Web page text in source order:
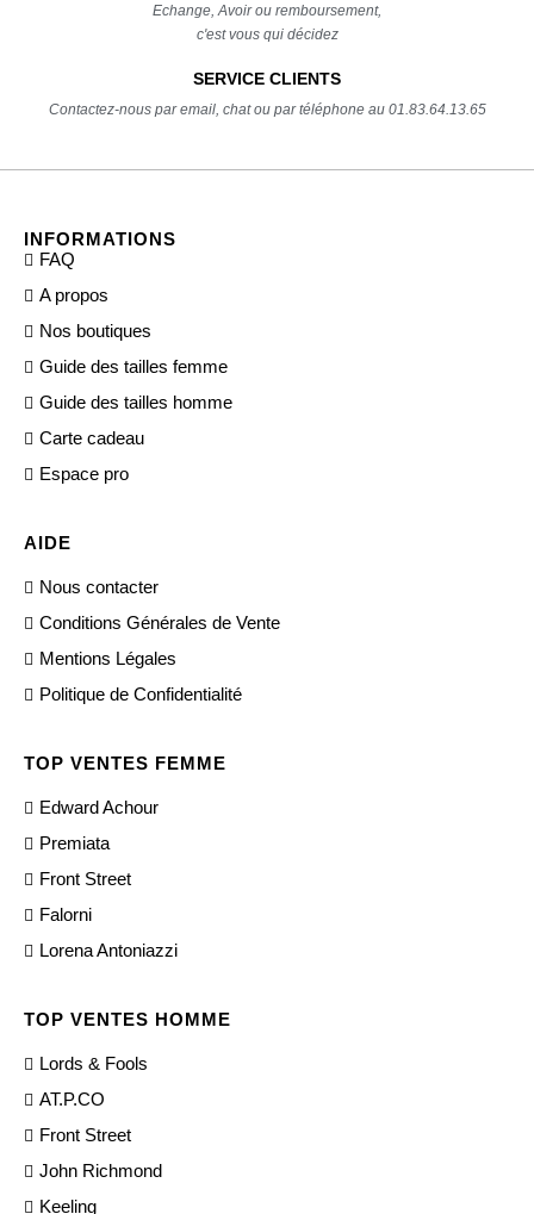
Echange, Avoir ou remboursement,
c'est vous qui décidez
SERVICE CLIENTS
Contactez-nous par email, chat ou par téléphone au 01.83.64.13.65
INFORMATIONS
FAQ
A propos
Nos boutiques
Guide des tailles femme
Guide des tailles homme
Carte cadeau
Espace pro
AIDE
Nous contacter
Conditions Générales de Vente
Mentions Légales
Politique de Confidentialité
TOP VENTES FEMME
Edward Achour
Premiata
Front Street
Falorni
Lorena Antoniazzi
TOP VENTES HOMME
Lords & Fools
AT.P.CO
Front Street
John Richmond
Keeling